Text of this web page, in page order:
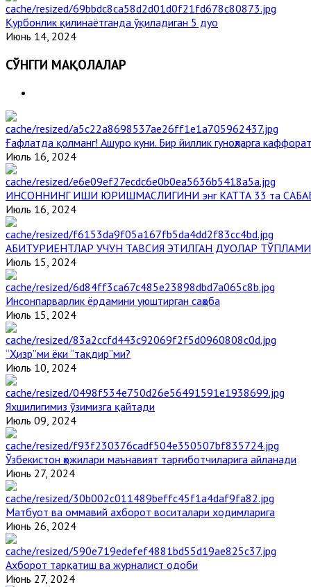
Қурбонлик қилинаётганда ўқиладиган 5 дуо
Июнь 14, 2024
СЎНГГИ МАҚОЛАЛАР
Ғафлатда қолманг! Ашуро куни. Бир йиллик гуноҳларга
Июль 16, 2024
ИНСОННИНГ ИШИ ЮРИШМАСЛИГИНИ энг КАТТА 33 та
Июль 16, 2024
АБИТУРИЕНТЛАР УЧУН ТАВСИЯ ЭТИЛГАН ДУОЛАР ТЎПЛАМИ
Июль 15, 2024
Инсонпарварлик ёрдамини уюштирган саҳоба
Июль 15, 2024
“Ҳизр”ми ёки “тақдир”ми?
Июль 10, 2024
Яхшилигимиз ўзимизга қайтади
Июль 09, 2024
Ўзбекистон ҳожилари маънавият тарғиботчиларига айланади
Июнь 27, 2024
Матбуот ва оммавий ахборот воситалари ходимларига
Июнь 26, 2024
Ахборот тарқатиш ва журналист одоби
Июнь 27, 2024